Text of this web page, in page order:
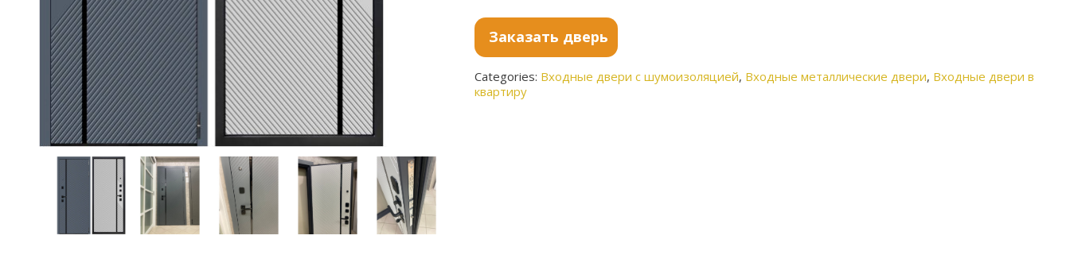
Заказать дверь
Categories: Входные двери с шумоизоляцией, Входные металлические двери, Входные двери в
квартиру